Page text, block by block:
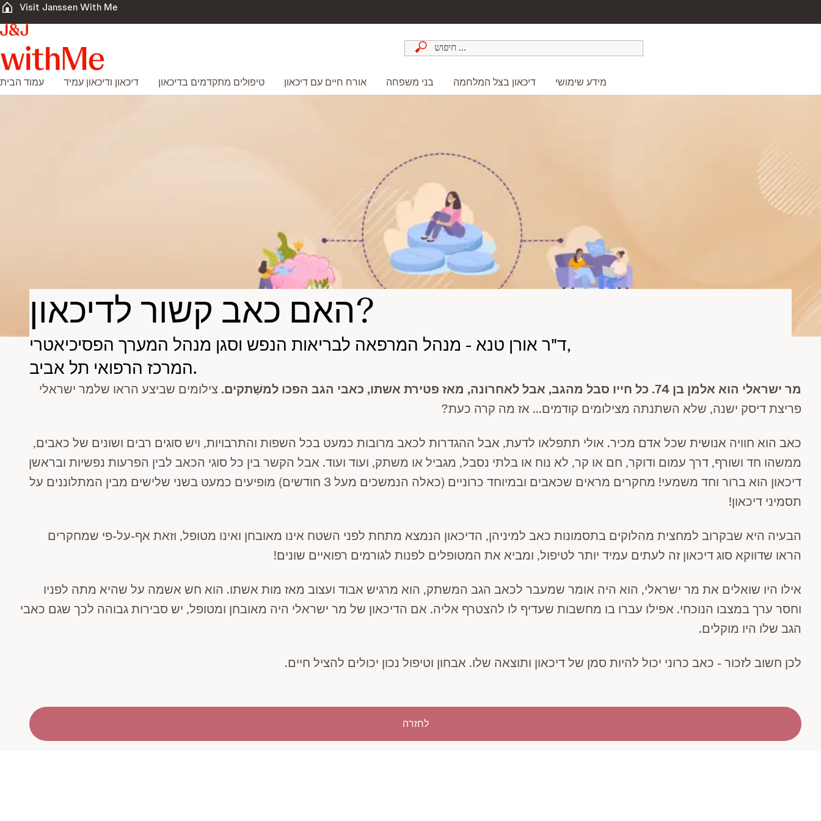
Visit Janssen With Me
עמוד הבית דיכאון ודיכאון עמיד טיפולים מתקדמים בדיכאון אורח חיים עם דיכאון בני משפחה דיכאון בצל המלחמה מידע שימושי
האם כאב קשור לדיכאון?
ד"ר אורן טנא - מנהל המרפאה לבריאות הנפש וסגן מנהל המערך הפסיכיאטרי,
המרכז הרפואי תל אביב.
מר ישראלי הוא אלמן בן 74. כל חייו סבל מהגב, אבל לאחרונה, מאז פטירת אשתו, כאבי הגב הפכו למשַׁתקים.
צילומים שביצע הראו שלמר ישראלי
פריצת דיסק ישנה, שלא השתנתה מצילומים קודמים... אז מה קרה כעת?
כאב הוא חוויה אנושית שכל אדם מכיר. אולי תתפלאו לדעת, אבל ההגדרות לכאב מרובות כמעט בכל השפות והתרבויות, ויש סוגים רבים ושונים של כאבים,
ממשהו חד ושורף, דרך עמום ודוקר, חם או קר, לא נוח או בלתי נסבל, מגביל או משתק, ועוד ועוד. אבל הקשר בין כל סוגי הכאב לבין הפרעות נפשיות ובראשן
דיכאון הוא ברור וחד משמעי! מחקרים מראים שכאבים ובמיוחד כרוניים (כאלה הנמשכים מעל 3 חודשים) מופיעים כמעט בשני שלישים מבין המתלוננים על
תסמיני דיכאון!
הבעיה היא שבקרוב למחצית מהלוקים בתסמונות כאב למיניהן, הדיכאון הנמצא מתחת לפני השטח אינו מאובחן ואינו מטופל, וזאת אף-על-פי שמחקרים
הראו שדווקא סוג דיכאון זה לעתים עמיד יותר לטיפול, ומביא את המטופלים לפנות לגורמים רפואיים שונים!
אילו היו שואלים את מר ישראלי, הוא היה אומר שמעבר לכאב הגב המשתק, הוא מרגיש אבוד ועצוב מאז מות אשתו. הוא חש אשמה על שהיא מתה לפניו
וחסר ערךבמצבו הנוכחי. אפילו עברו בו מחשבות שעדיף לו להצטרף אליה. אם הדיכאון של מר ישראלי היה מאובחן ומטופל, יש סבירות גבוהה לכך שגם כאבי
הגב שלו היו מוקלים.
לכן חשוב לזכור - כאב כרוני יכול להיות סמן של דיכאון ותוצאה שלו. אבחון וטיפול נכון יכולים להציל חיים.
לחזרה